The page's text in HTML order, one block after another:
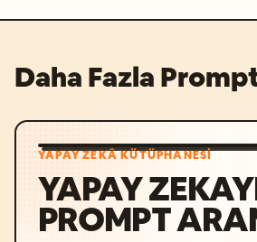
Daha Fazla
YAPAY ZEKÂ KÜTÜPHANESI
YAPAY
PROMPT